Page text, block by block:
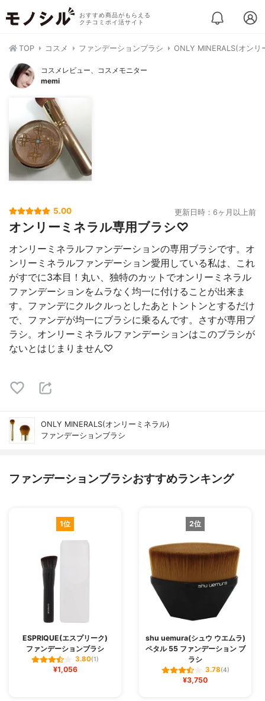
おすすめ商品がもらえる
クチコミポイ活サイト
TOP コスメ ファンデーションブラシ ONLY MINERALS(オン
コスメレビュー、コスメモニター
memi
5.00 更新日時：6ヶ月以上前
オンリーミネラル専用ブラシ♡
オンリーミネラルファンデーションの専用ブラシです。オ
ンリーミネラルファンデーション愛用している私は、これ
がすでに3本目！丸い、独特のカットでオンリーミネラル
ファンデーションをムラなく均一に付けることが出来ま
す。ファンデにクルクルっとしたあとトントンとするだけ
で、ファンデが均一にブラシに乗るんです。さすが専用ブ
ラシ。オンリーミネラルファンデーションはこのブラシが
ないとはじまりません♡
ONLY MINERALS(オンリーミネラル)
ファンデーションブラシ
ファンデーションブラシおすすめランキング
1位
ESPRIQUE(エスプリーク)
ファンデーションブラシ
3.80(1)
¥1,056
2位
shu uemura(シュウ ウエムラ)
ペタル 55 ファンデーション ブ
ラシ
3.78(4)
¥3,750